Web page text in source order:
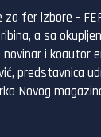
za fer izbore -
a sa
i koautor
predstavnica
Novog